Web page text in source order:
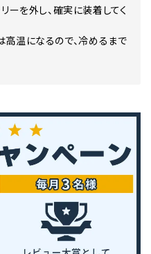
ーを外し、確実に装着してく
温になるので、冷めるまで